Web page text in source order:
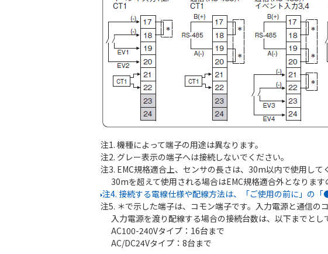
注1. 機種によって端子の用途は異なります。
注2. グレー表示の端子へは接続しないでください。
注3. EMC規格適合上、センサの長さは、30m以内で使用して
30mを超えて使用される場合はEMC規格適合外となります
注4. 接続する電線仕様や配線方法は、「ご使用の前に」の
注5. ＊で示した端子は、コモン端子です。入力電源と通信の
入力電源を渡り配線する場合の接続台数は、以下までとし
AC100-240Vタイプ：16台まで
AC/DC24Vタイプ：8台まで